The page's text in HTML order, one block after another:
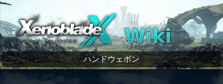
ゼノブレイドクロス wiki
ハンドウェポン